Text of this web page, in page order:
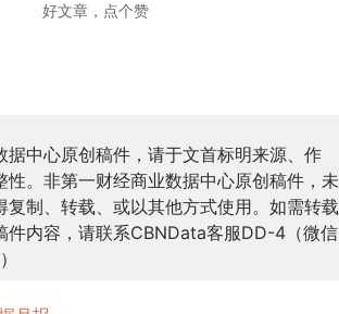
好文章，点个赞
据中心原创稿件，请于文首标明来源、作
性。非第一财经商业数据中心原创稿件，未
复制、转载、或以其他方式使用。如需转载
件内容，请联系CBNData客服DD-4（微信